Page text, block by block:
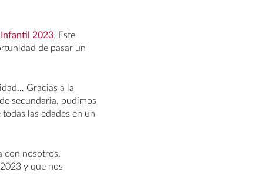
Infantil 2023. Este
de pasar un
Gracias a la
secundaria, pudimos
las edades en un
con nosotros.
y que nos